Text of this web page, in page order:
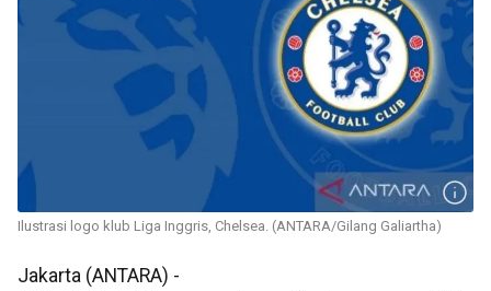
Ilustrasi logo klub Liga Inggris, Chelsea. (ANTARA/Gilang Galiartha)
Jakarta (ANTARA) -